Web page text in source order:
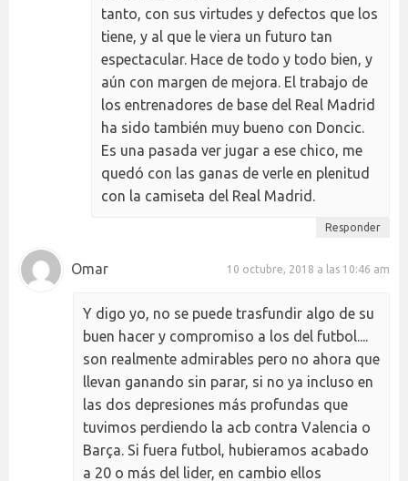
tanto, con sus virtudes y defectos que los
tiene, y al que le viera un futuro tan
espectacular. Hace de todo y todo bien, y
aún con margen de mejora. El trabajo de
los entrenadores de base del Real Madrid
ha sido también muy bueno con Doncic.
Es una pasada ver jugar a ese chico, me
quedó con las ganas de verle en plenitud
con la camiseta del Real Madrid.
Responder
Omar 10 octubre, 2018 a las 10:46 am
Y digo yo, no se puede trasfundir algo de su
buen hacer y compromiso a los del futbol....
son realmente admirables pero no ahora que
llevan ganando sin parar, si no ya incluso en
las dos depresiones más profundas que
tuvimos perdiendo la acb contra Valencia o
Barça. Si fuera futbol, hubieramos acabado
a 20 o más del lider, en cambio ellos